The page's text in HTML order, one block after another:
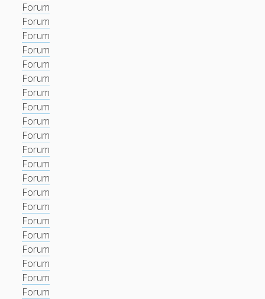
Forum
Forum
Forum
Forum
Forum
Forum
Forum
Forum
Forum
Forum
Forum
Forum
Forum
Forum
Forum
Forum
Forum
Forum
Forum
Forum
Forum